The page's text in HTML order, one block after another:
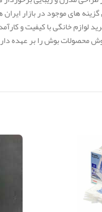
های موجود در بازار
خانگی با کیفیت و
بوش را بر عهده